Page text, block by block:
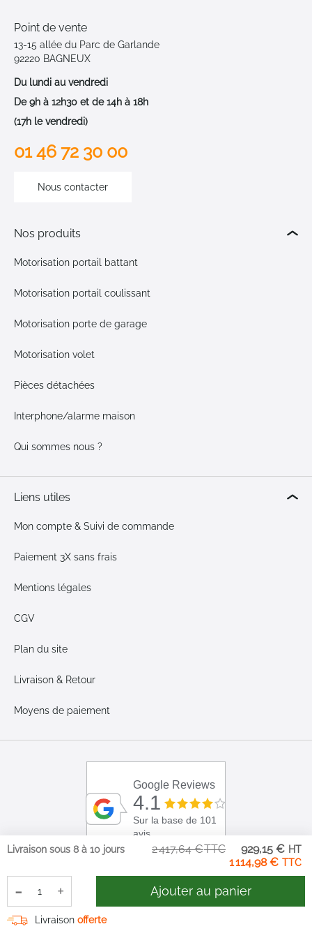
1 114,98 €
929,15 €
2 417,64 €
Livraison sous 8 à 10 jours
- + Ajouter au panier
Livraison offerte
Point de vente
13-15 allée du Parc de Garlande
92220 BAGNEUX
Du lundi au vendredi
De 9h à 12h30 et de 14h à 18h
(17h le vendredi)
01 46 72 30 00
Nous contacter
Nos produits
Motorisation portail battant
Motorisation portail coulissant
Motorisation porte de garage
Motorisation volet
Pièces détachées
Interphone/alarme maison
Qui sommes nous ?
Liens utiles
Mon compte & Suivi de commande
Paiement 3X sans frais
Mentions légales
CGV
Plan du site
Livraison & Retour
Moyens de paiement
Google Reviews
4.1
Sur la base de 101
avis